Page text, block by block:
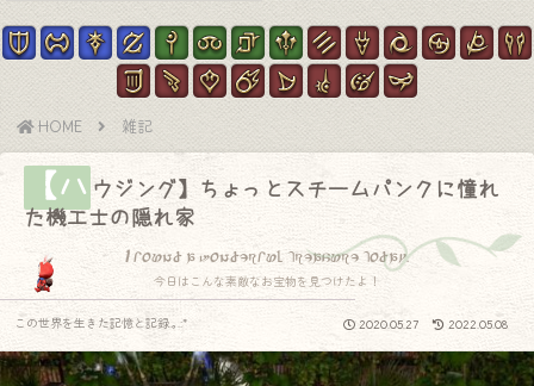
HOME 雑記
【ハ ウジング】ちょっとスチームパンクに憧れ
た機工士の隠れ家
I found a wonderful treasure today.
今日はこんな素敵なお宝物を見つけたよ！
2020.05.27 2022.05.08
この世界を生きた記憶と記録.｡.:*